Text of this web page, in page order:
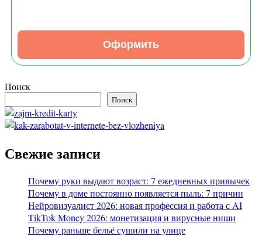
Оформить
Поиск
Поиск
Свежие записи
Почему руки выдают возраст: 7 ежедневных привычек
Почему в доме постоянно появляется пыль: 7 причин
Нейровизуалист 2026: новая профессия и работа с AI
TikTok Money 2026: монетизация и вирусные ниши
Почему раньше бельё сушили на улице